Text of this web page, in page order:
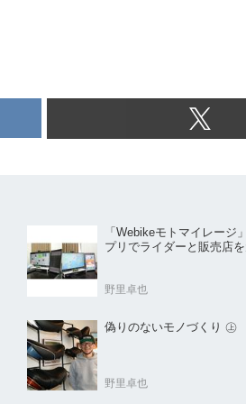
「Webikeモトマイレージ
プリでライダーと販売店
野里卓也
偽りのないモノづくり ㊤
野里卓也